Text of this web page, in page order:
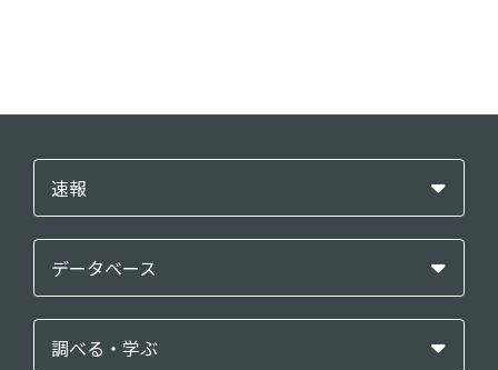
速報
データベース
調べる・学ぶ